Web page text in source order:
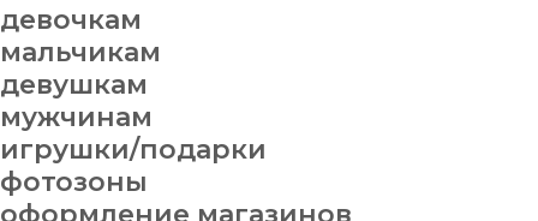
девочкам
мальчикам
девушкам
мужчинам
игрушки/подарки
фотозоны
оформление магазинов